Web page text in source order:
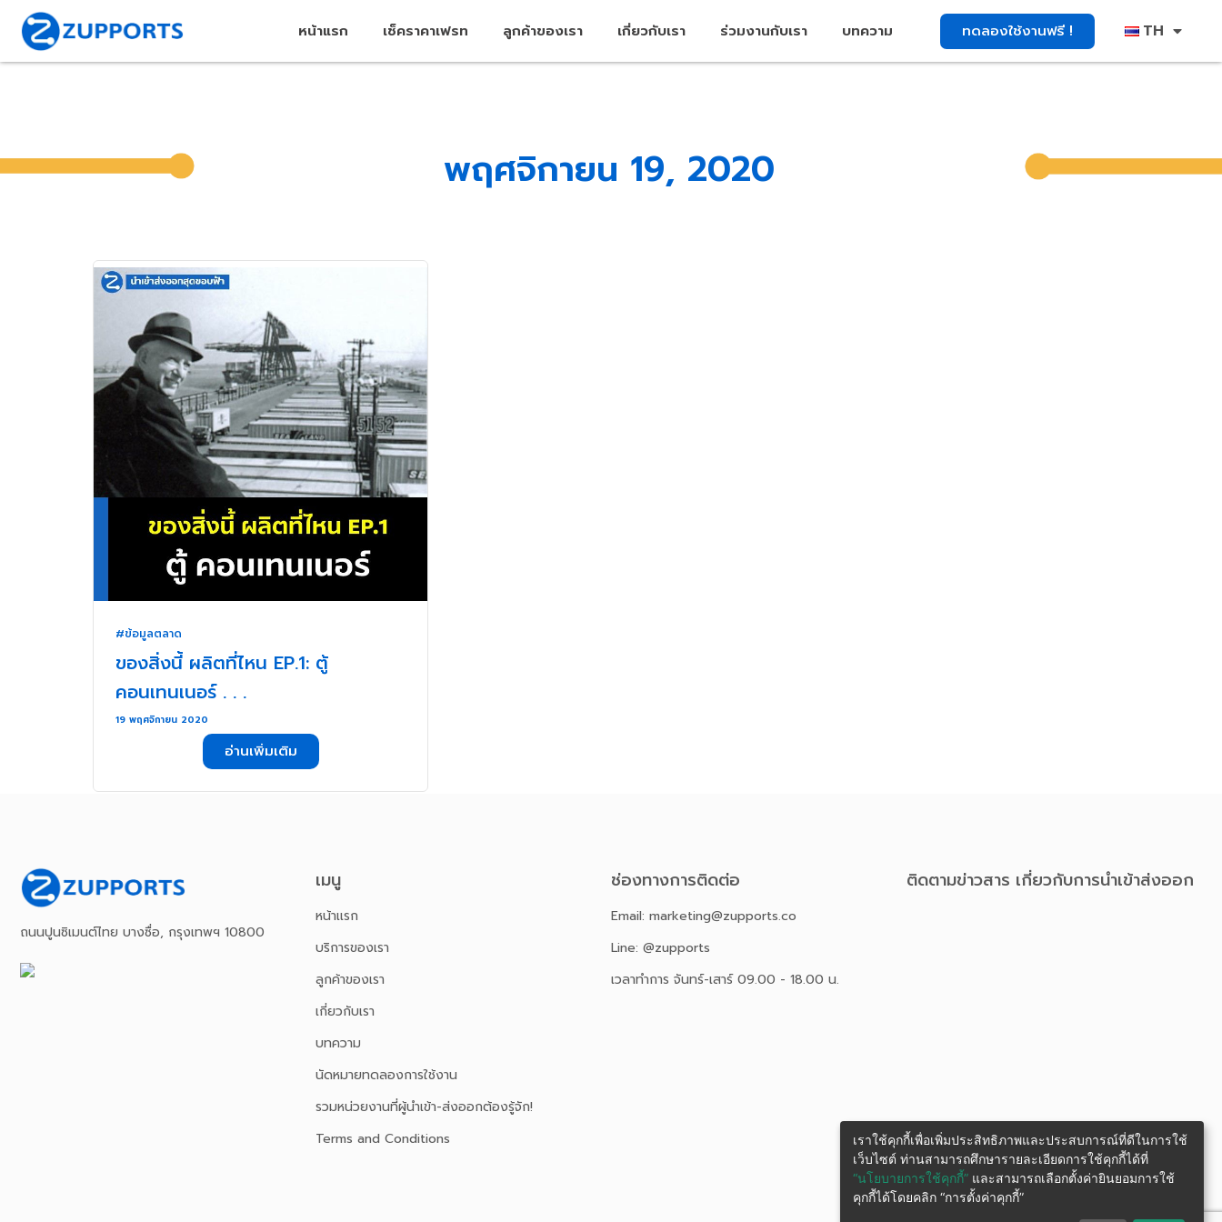
หน้าแรก เช็คราคาเฟรท ลูกค้าของเรา เกี่ยวกับเรา ร่วมงานกับเรา บทความ ทดลองใช้งานฟรี ! TH
พฤศจิกายน 19, 2020
#ข้อมูลตลาด
ของสิ่งนี้ ผลิตที่ไหน EP.1: ตู้
คอนเทนเนอร์ . . .
19 พฤศจิกายน 2020
อ่านเพิ่มเติม
ถนนปูนซิเมนต์ไทย บางซื่อ, กรุงเทพฯ 10800
เมนู
หน้าเเรก
บริการของเรา
ลูกค้าของเรา
เกี่ยวกับเรา
บทความ
นัดหมายทดลองการใช้งาน
รวมหน่วยงานที่ผู้นำเข้า-ส่งออกต้องรู้จัก!
Terms and Conditions
ช่องทางการติดต่อ
Email: marketing@zupports.co
Line: @zupports
เวลาทำการ จันทร์-เสาร์ 09.00 - 18.00 น.
ติดตามข่าวสาร เกี่ยวกับการนําเข้าส่งออก
เราใช้คุกกี้เพื่อเพิ่มประสิทธิภาพและประสบการณ์ที่ดีในการใช้
เว็บไซต์ ท่านสามารถศึกษารายละเอียดการใช้คุกกี้ได้ที่
“นโยบายการใช้คุกกี้” และสามารถเลือกตั้งค่ายินยอมการใช้
คุกกี้ได้โดยคลิก “การตั้งค่าคุกกี้”